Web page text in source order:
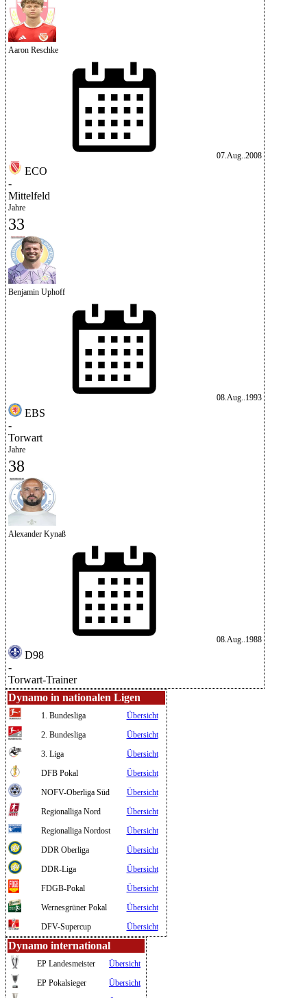
Aaron Reschke
07.Aug..2008
ECO
-
Mittelfeld
Jahre
33
Benjamin Uphoff
08.Aug..1993
EBS
-
Torwart
Jahre
38
Alexander Kynaß
08.Aug..1988
D98
-
Torwart-Trainer
Dynamo in nationalen Ligen
1. Bundesliga
Übersicht
2. Bundesliga
Übersicht
3. Liga
Übersicht
DFB Pokal
Übersicht
NOFV-Oberliga Süd
Übersicht
Regionalliga Nord
Übersicht
Regionalliga Nordost
Übersicht
DDR Oberliga
Übersicht
DDR-Liga
Übersicht
FDGB-Pokal
Übersicht
Wernesgrüner Pokal
Übersicht
DFV-Supercup
Übersicht
Dynamo international
EP Landesmeister
Übersicht
EP Pokalsieger
Übersicht